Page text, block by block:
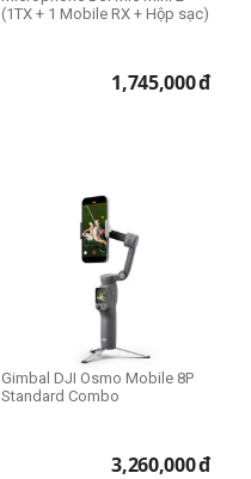
(1TX + 1 Mobile RX + Hộp sạc)
1,745,000đ
Gimbal DJI Osmo Mobile 8P
Standard Combo
3,260,000đ